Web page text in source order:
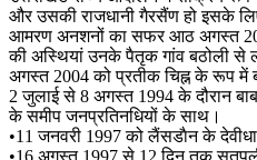
और उसकी राजधानी गैरसैंण हो इसके
आमरण अनशनों का सफर आठ अगस्त
की अस्थियां उनके पैतृक गांव बठोली से
अगस्त 2004 को प्रतीक चिह्न के रूप में
2 जुलाई से 8 अगस्त 1994 के दौरान
के समीप जनप्रतिनधियों के साथ।
•11 जनवरी 1997 को लैंसडाैन के